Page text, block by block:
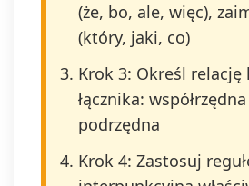
(że, bo, ale, więc),
(który, jaki, co)
Krok 3: Określ relację
łącznika:
podrzędna
Krok 4: Zastosuj